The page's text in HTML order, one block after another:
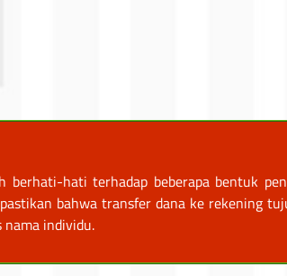
berhati-hati terhadap beberapa bentuk
bahwa transfer dana ke rekening
nama individu.